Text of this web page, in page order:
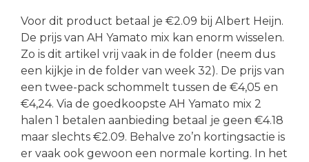
Voor dit product betaal je €2.09 bij Albert Heijn.
De prijs van AH Yamato mix kan enorm wisselen.
Zo is dit artikel vrij vaak in de folder (neem dus
een kijkje in de folder van week 32). De prijs van
een twee-pack schommelt tussen de €4,05 en
€4,24. Via de goedkoopste AH Yamato mix 2
halen 1 betalen aanbieding betaal je geen €4.18
maar slechts €2.09. Behalve zo’n kortingsactie is
er vaak ook gewoon een normale korting. In het